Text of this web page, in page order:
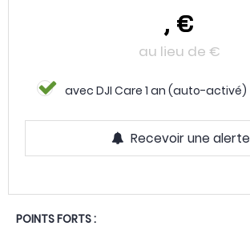
, €
au lieu de €
avec DJI Care 1 an (auto-activé)
Recevoir une alerte
POINTS FORTS :